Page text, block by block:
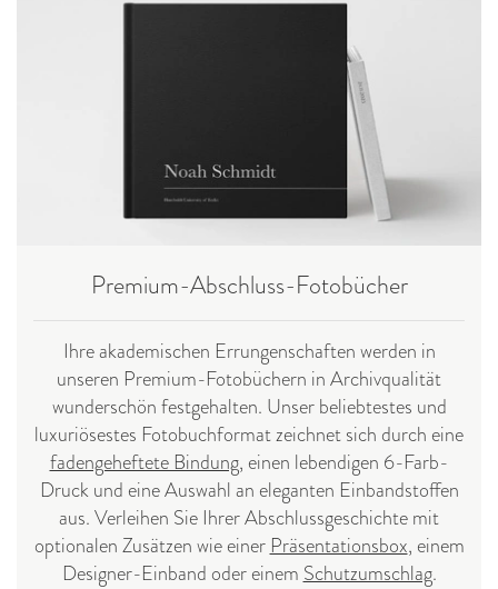
Premium-Abschluss-Fotobücher
Ihre akademischen Errungenschaften werden in
unseren Premium-Fotobüchern in Archivqualität
wunderschön festgehalten. Unser beliebtestes und
luxuriösestes Fotobuchformat zeichnet sich durch eine
fadengeheftete Bindung, einen lebendigen 6-Farb-
Druck und eine Auswahl an eleganten Einbandstoffen
aus. Verleihen Sie Ihrer Abschlussgeschichte mit
optionalen Zusätzen wie einer Präsentationsbox, einem
Designer-Einband oder einem Schutzumschlag.